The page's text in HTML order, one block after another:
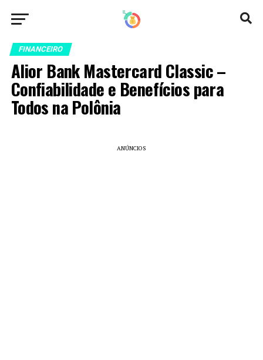
FINANCEIRO
Alior Bank Mastercard Classic –
Confiabilidade e Benefícios para
Todos na Polônia
ANÚNCIOS